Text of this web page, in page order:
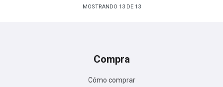
MOSTRANDO 13DE 13
Compra
Cómo comprar